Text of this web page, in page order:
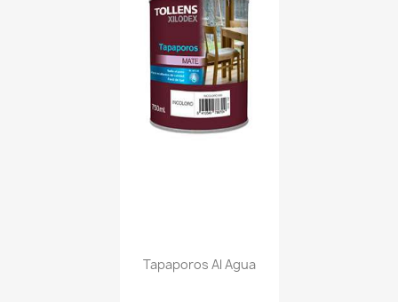
Tapaporos Al Agua